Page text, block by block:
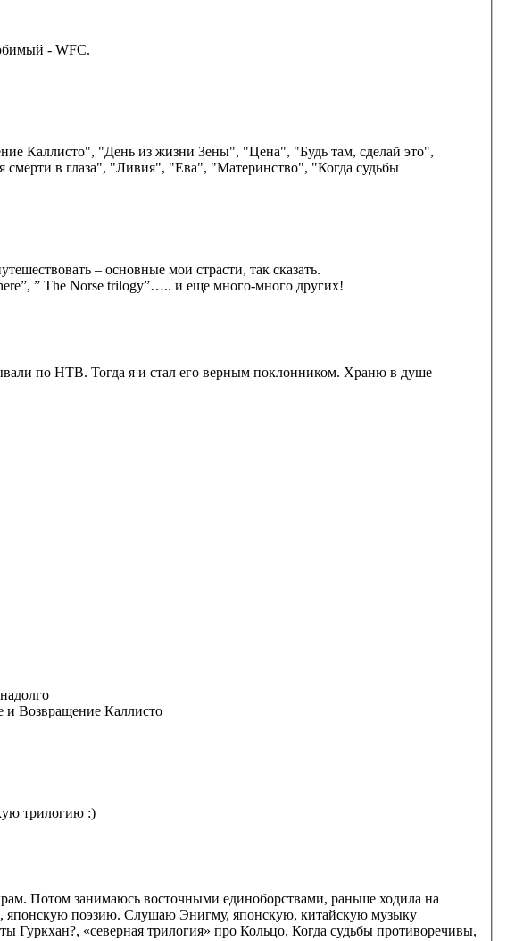
- WFC.
Каллисто", "День из жизни Зены", "Цена", "Будь там, сделай это",
в глаза", "Ливия", "Ева", "Материнство", "Когда судьбы
– основные мои страсти, так сказать.
” The Norse trilogy”….. и еще много-много других!
по НТВ. Тогда я и стал его верным поклонником. Храню в душе
и Возвращение Каллисто
трилогию :)
Потом занимаюсь восточными единоборствами, раньше ходила на
японскую поэзию. Слушаю Энигму, японскую, китайскую музыку
«северная трилогия» про Кольцо, Когда судьбы противоречивы,